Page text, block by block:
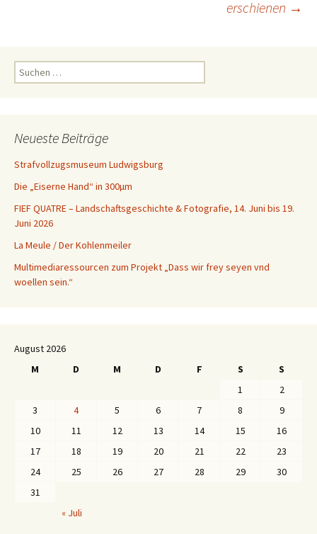
erschienen →
Suchen
nach:
Neueste Beiträge
Strafvollzugsmuseum Ludwigsburg
Die „Eiserne Hand“ in 300µm
FIEF QUATRE – Landschaftsgeschichte & Fotografie, 14. Juni bis 19.
Juni 2026
La Meule / Der Kohlenmeiler
Multimediaressourcen zum Projekt „Dass wir frey seyen vnd
woellen sein.“
August 2026
M
D M D F S
S
1
2
3
4 5 6 7 8
9
10
11 12 13 14 15
16
17
18 19 20 21 22
23
24
25 26 27 28 29
30
31
« Juli